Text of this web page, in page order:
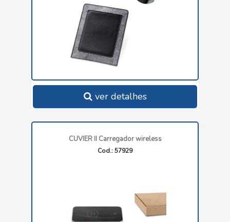
ver detalhes
CUVIER II Carregador wireless
Cod.: 57929